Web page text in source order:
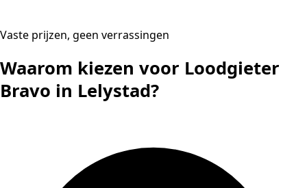
Vaste prijzen, geen verrassingen
Waarom kiezen voor Loodgieter
Bravo in Lelystad?